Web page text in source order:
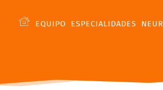
EQUIPO ESPECIALIDADES